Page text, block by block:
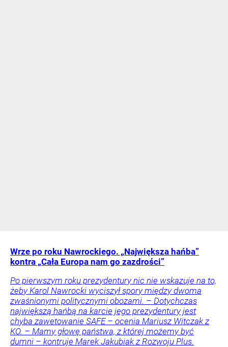
Wrze po roku Nawrockiego. „Największa hańba”
kontra „Cała Europa nam go zazdrości”
Po pierwszym roku prezydentury nic nie wskazuje na to,
żeby Karol Nawrocki wyciszył spory między dwoma
zwaśnionymi politycznymi obozami. – Dotychczas
największą hańbą na karcie jego prezydentury jest
chyba zawetowanie SAFE – ocenia Mariusz Witczak z
KO. – Mamy głowę państwa, z której możemy być
dumni – kontruje Marek Jakubiak z Rozwoju Plus.